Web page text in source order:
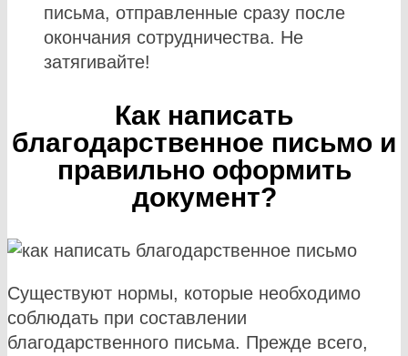
письма, отправленные сразу после
окончания сотрудничества. Не
затягивайте!
Как написать
благодарственное письмо и
правильно оформить
документ?
Существуют нормы, которые необходимо
соблюдать при составлении
благодарственного письма. Прежде всего,